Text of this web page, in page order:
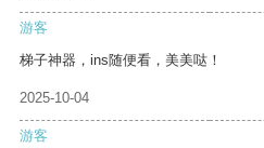
游客
梯子神器，ins随便看，美美哒！
2025-10-04
游客